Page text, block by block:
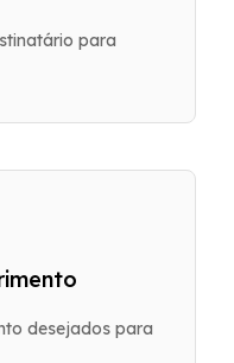
para
desejados para